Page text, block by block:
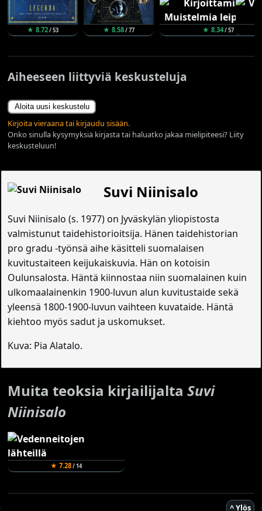
★ 8.72/ 53 ★ 8.58/ 77 ★ 8.34/ 57
Aiheeseen liittyviä keskusteluja
Aloita uusi keskustelu
Kirjoita vieraana tai kirjaudu sisään.
Onko sinulla kysymyksiä kirjasta tai haluatko jakaa mielipiteesi? Liity
keskusteluun!
Suvi Niinisalo
Suvi Niinisalo (s. 1977) on Jyväskylän yliopistosta
valmistunut taidehistorioitsija. Hänen taidehistorian
pro gradu -työnsä aihe käsitteli suomalaisen
kuvitustaiteen keijukaiskuvia. Hän on kotoisin
Oulunsalosta. Häntä kiinnostaa niin suomalainen kuin
ulkomaalainenkin 1900-luvun alun kuvitustaide sekä
yleensä 1800-1900-luvun vaihteen kuvataide. Häntä
kiehtoo myös sadut ja uskomukset.
Kuva: Pia Alatalo.
Muita teoksia kirjailijaltaSuvi
Niinisalo
★ 7.28/ 14
^ Ylös